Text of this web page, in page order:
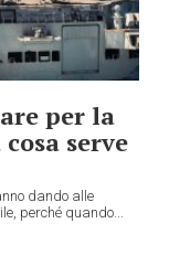
per la
serve
dando alle
perché quando...